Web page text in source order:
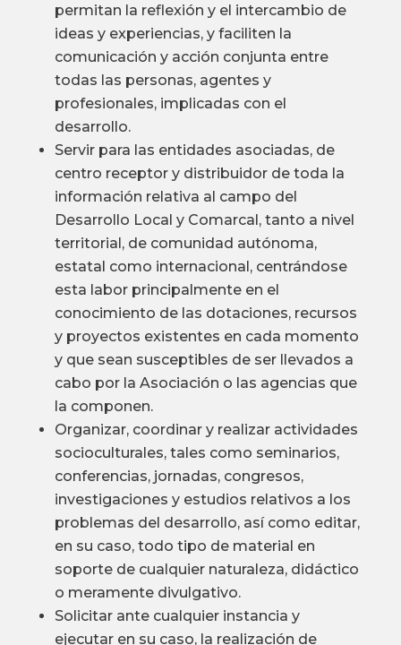
permitan la reflexión y el intercambio de
ideas y experiencias, y faciliten la
comunicación y acción conjunta entre
todas las personas, agentes y
profesionales, implicadas con el
desarrollo.
Servir para las entidades asociadas, de
centro receptor y distribuidor de toda la
información relativa al campo del
Desarrollo Local y Comarcal, tanto a nivel
territorial, de comunidad autónoma,
estatal como internacional, centrándose
esta labor principalmente en el
conocimiento de las dotaciones, recursos
y proyectos existentes en cada momento
y que sean susceptibles de ser llevados a
cabo por la Asociación o las agencias que
la componen.
Organizar, coordinar y realizar actividades
socioculturales, tales como seminarios,
conferencias, jornadas, congresos,
investigaciones y estudios relativos a los
problemas del desarrollo, así como editar,
en su caso, todo tipo de material en
soporte de cualquier naturaleza, didáctico
o meramente divulgativo.
Solicitar ante cualquier instancia y
ejecutar en su caso, la realización de